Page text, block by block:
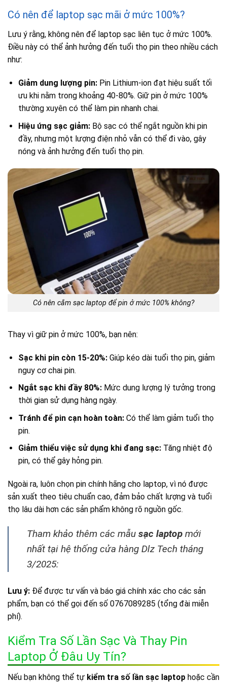
Có nên để laptop sạc mãi ở mức 100%?
Lưu ý rằng, không nên để laptop sạc liên tục ở mức 100%.
Điều này có thể ảnh hưởng đến tuổi thọ pin theo nhiều cách
như:
Giảm dung lượng pin: Pin Lithium-ion đạt hiệu suất tối
ưu khi nằm trong khoảng 40-80%. Giữ pin ở mức 100%
thường xuyên có thể làm pin nhanh chai.
Hiệu ứng sạc giảm: Bộ sạc có thể ngắt nguồn khi pin
đầy, nhưng một lượng điện nhỏ vẫn có thể đi vào, gây
nóng và ảnh hưởng đến tuổi thọ pin.
Có nên cắm sạc laptop để pin ở mức 100% không?
Thay vì giữ pin ở mức 100%, bạn nên:
Sạc khi pin còn 15-20%: Giúp kéo dài tuổi thọ pin, giảm
nguy cơ chai pin.
Ngắt sạc khi đầy 80%: Mức dung lượng lý tưởng trong
thời gian sử dụng hàng ngày.
Tránh để pin cạn hoàn toàn: Có thể làm giảm tuổi thọ
pin.
Giảm thiểu việc sử dụng khi đang sạc: Tăng nhiệt độ
pin, có thể gây hỏng pin.
Ngoài ra, luôn chọn pin chính hãng cho laptop, vì nó được
sản xuất theo tiêu chuẩn cao, đảm bảo chất lượng và tuổi
thọ lâu dài hơn các sản phẩm không rõ nguồn gốc.
Tham khảo thêm các mẫu sạc laptop mới
nhất tại hệ thống cửa hàng Dlz Tech tháng
3/2025:
Lưu ý: Để được tư vấn và báo giá chính xác cho các sản
phẩm, bạn có thể gọi đến số 0767089285 (tổng đài miễn
phí).
Kiểm Tra Số Lần Sạc Và Thay Pin
Laptop Ở Đâu Uy Tín?
Nếu bạn không thể tự kiểm tra số lần sạc laptop hoặc cần